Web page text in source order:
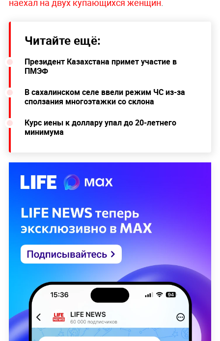
наехал на двух купающихся женщин.
Читайте ещё:
Президент Казахстана примет участие в
ПМЭФ
В сахалинском селе ввели режим ЧС из-за
сползания многоэтажки со склона
Курс иены к доллару упал до 20-летнего
минимума